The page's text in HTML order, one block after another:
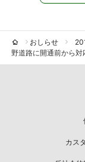
おしらせ
野道路に開通前から対
カス